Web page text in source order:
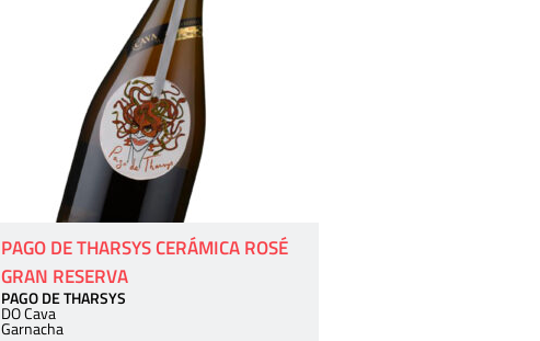
PAGO DE THARSYS CERÁMICA ROSÉ
GRAN RESERVA
PAGO DE THARSYS
DO Cava
Garnacha